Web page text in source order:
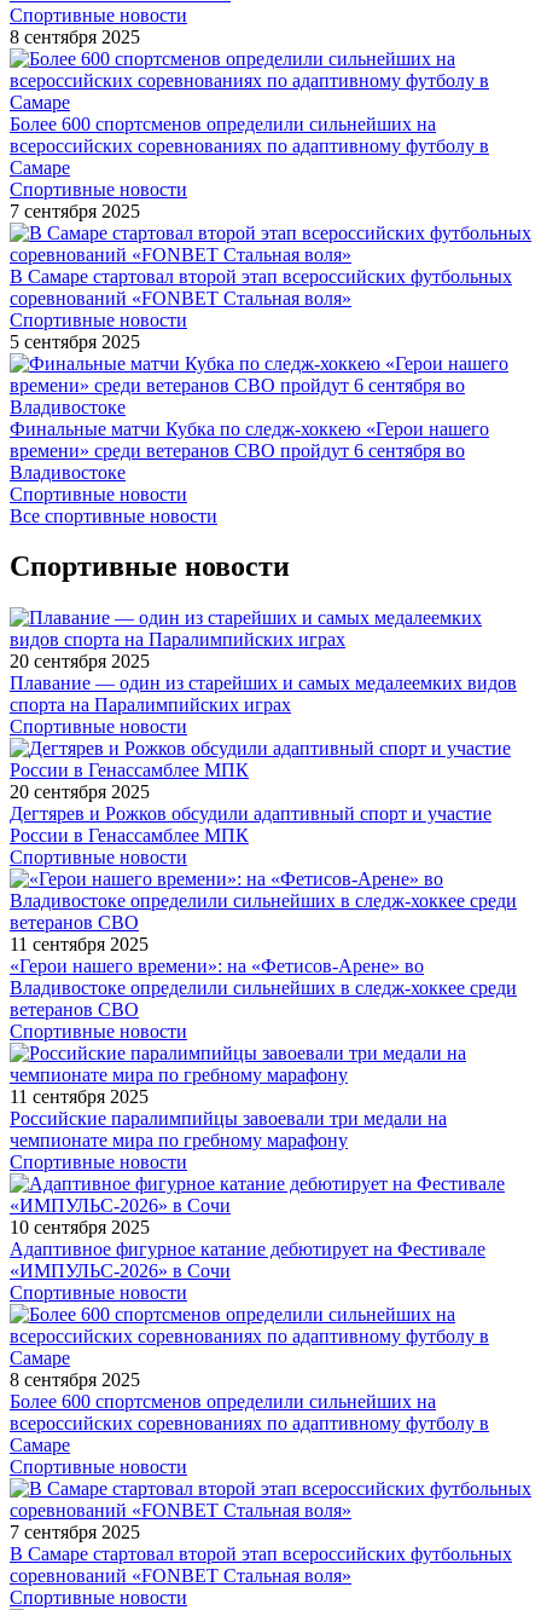
Спортивные новости
8 сентября 2025
Более 600 спортсменов определили сильнейших на
всероссийских соревнованиях по адаптивному футболу в
Самаре
Спортивные новости
7 сентября 2025
В Самаре стартовал второй этап всероссийских футбольных
соревнований «FONBET Стальная воля»
Спортивные новости
5 сентября 2025
Финальные матчи Кубка по следж-хоккею «Герои нашего
времени» среди ветеранов СВО пройдут 6 сентября во
Владивостоке
Спортивные новости
Все спортивные новости
Спортивные новости
20 сентября 2025
Плавание — один из старейших и самых медалеемких видов
спорта на Паралимпийских играх
Спортивные новости
20 сентября 2025
Дегтярев и Рожков обсудили адаптивный спорт и участие
России в Генассамблее МПК
Спортивные новости
11 сентября 2025
«Герои нашего времени»: на «Фетисов-Арене» во
Владивостоке определили сильнейших в следж-хоккее среди
ветеранов СВО
Спортивные новости
11 сентября 2025
Российские паралимпийцы завоевали три медали на
чемпионате мира по гребному марафону
Спортивные новости
10 сентября 2025
Адаптивное фигурное катание дебютирует на Фестивале
«ИМПУЛЬС-2026» в Сочи
Спортивные новости
8 сентября 2025
Более 600 спортсменов определили сильнейших на
всероссийских соревнованиях по адаптивному футболу в
Самаре
Спортивные новости
7 сентября 2025
В Самаре стартовал второй этап всероссийских футбольных
соревнований «FONBET Стальная воля»
Спортивные новости